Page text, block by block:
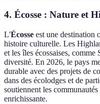
4. Écosse : Nature et
L'Écosse est une destination
histoire culturelle. Les
et les îles écossaises, comme
diversité. En 2026, le pays
durable avec des projets de
dans des écolodges et de
soutiennent les
enrichissante.